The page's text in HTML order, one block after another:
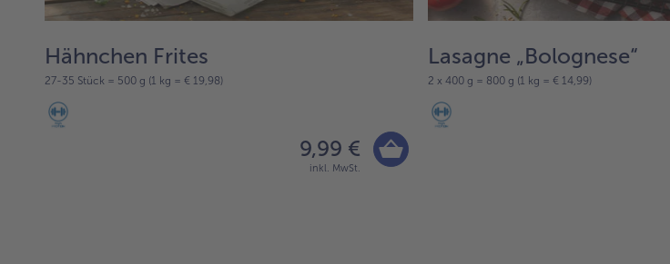
Hähnchen Frites
27-35 Stück = 500 g (1 kg = € 19,98)
9,99 €
inkl. MwSt.
Lasagne „Bolognese“
2 x 400 g = 800 g (1 kg = € 14,99)